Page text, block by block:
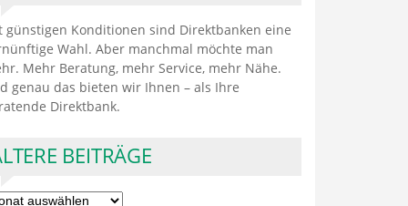
günstigen Konditionen sind Direktbanken eine
Wahl. Aber manchmal möchte man
Mehr Beratung, mehr Service, mehr Nähe.
genau das bieten wir Ihnen – als Ihre
Direktbank.
BEITRÄGE